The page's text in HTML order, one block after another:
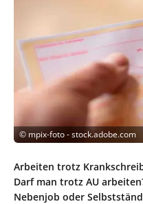
© mpix-foto - stock.adobe.com
Arbeiten trotz
Darf man trotz AU
Nebenjob oder